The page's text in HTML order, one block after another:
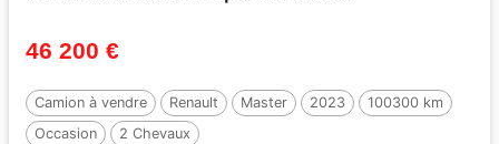
46 200 €
Camion à vendre Renault Master 2023
100300 km
Occasion
2 Chevaux